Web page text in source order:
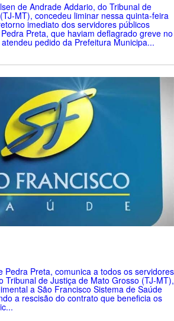
de Andrade Addario, do Tribunal de
MT), concedeu liminar nessa quinta-feira
imediato dos servidores públicos
Preta, que haviam deflagrado greve no
pedido da Prefeitura Municipa...
Pedra Preta, comunica a todos os servidores
Tribunal de Justiça de Mato Grosso (TJ-MT),
a São Francisco Sistema de Saúde
a rescisão do contrato que beneficia os